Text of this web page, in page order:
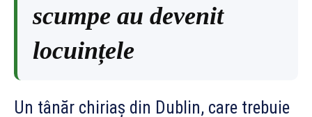
scumpe au devenit
locuințele
Un tânăr chiriaș din Dublin, care trebuie